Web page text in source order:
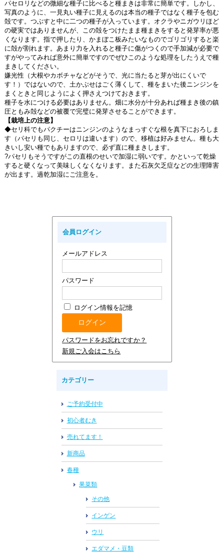
パセロリなどの微細な種子に比べると種まきは非常に簡単です。しかし、
写真のように、一見丸い種子に見えるのは本当の種子ではなく種子を包む
殻です。つぶすと中に二つの種子が入っています。オクラやニガウリほど
の硬実ではありませんが、この殻をつけたまま種まきをすると発芽率が悪
くなります。指で押したり、かまぼこ板みたいなものでゴリゴリすると楽
に殻が割れます。あまり力を入れると種子に傷がつくので手加減が必要で
すがやってみれば意外に簡単ですのでぜひこのような処理をしたうえで種
まきしてください。
嫌光性（大根やカボチャなどがそうで、光に当たると芽が出にくいで
す！）ではないので、土かぶせはごく薄くして、種をまいた後ニンジンを
まくときと同じようによく押さえつけておきます。
種子を水につける必要はありません。畑に水分が十分あれば種まき後の鎮
圧ともみ殻などの被覆で完璧に発芽させることができます。
【栽培上の注意】
◆セリ科でもパクチーはニンジンのようなまっすぐな根を真下におろしま
す（パセリも同じ、セロリは違います）ので、移植は好みません。種も大
きいし安い種でもありますので、必ず直に種まきします。
?パセリもそうですがこの直根のせいで加湿に弱いです。かといって乾燥
すると硬くなって美味しくなくなります。また石灰欠乏症などの生理障害
が出ます。過乾加湿にご注意を。
会員ログイン
メールアドレス
パスワード
ログイン情報を記憶
パスワードをお忘れですか？
新規ご入会はこちら
カテゴリー
ご予約受付中
初心者むき
売れてます！
新商品
春種
果菜類
その他
インゲン
ウリ
エダマメ・豆類